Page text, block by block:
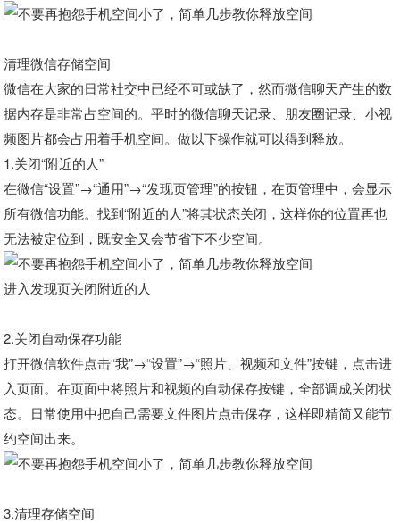
清理微信存储空间
微信在大家的日常社交中已经不可或缺了，然而微信聊天产生的数
据内存是非常占空间的。平时的微信聊天记录、朋友圈记录、小视
频图片都会占用着手机空间。做以下操作就可以得到释放。
1.关闭“附近的人”
在微信“设置”→“通用”→“发现页管理”的按钮，在页管理中，会显示
所有微信功能。找到“附近的人”将其状态关闭，这样你的位置再也
无法被定位到，既安全又会节省下不少空间。
进入发现页关闭附近的人
2.关闭自动保存功能
打开微信软件点击“我”→“设置”→“照片、视频和文件”按键，点击进
入页面。在页面中将照片和视频的自动保存按键，全部调成关闭状
态。日常使用中把自己需要文件图片点击保存，这样即精简又能节
约空间出来。
3.清理存储空间